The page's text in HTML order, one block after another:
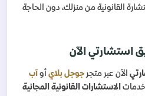
القانونية من منزلك، دون الحاجة
استشارتي الآن
الآن عبر متجرجوجل بلاي أو آب
خدمات الاستشارات القانونية المجانية